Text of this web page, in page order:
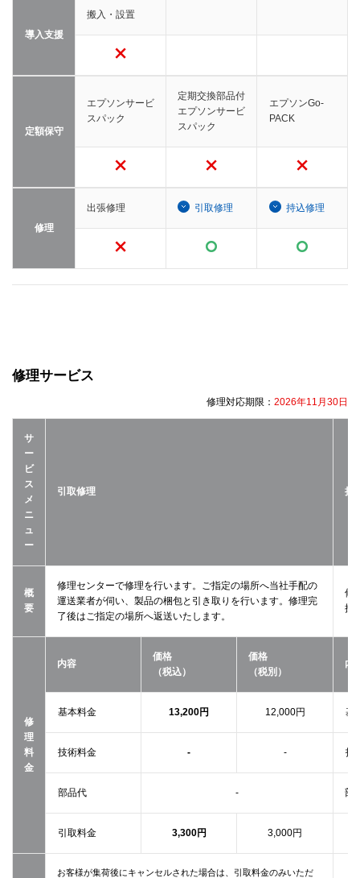
導入支援
搬入・設置
定額保守
エプソンサービ
スパック
定期交換部品付
エプソンサービ
スパック
エプソンGo-
PACK
修理
出張修理 引取修理 持込修理
修理サービス
修理対応期限： 2026年11月30日
サ
ー
ビ
ス
メ
ニ
ュ
ー
引取修理 持
概
要
修理センターで修理を行います。ご指定の場所へ当社手配の
運送業者が伺い、製品の梱包と引き取りを行います。修理完
了後はご指定の場所へ返送いたします。
修
接
修
理
料
金
内容
価格
（税込）
価格
（税別）
内
基本料金 13,200円 12,000円 基
技術料金 - - 技
部品代 - 部
引取料金 3,300円 3,000円
お客様が集荷後にキャンセルされた場合は、引取料金のみいただ